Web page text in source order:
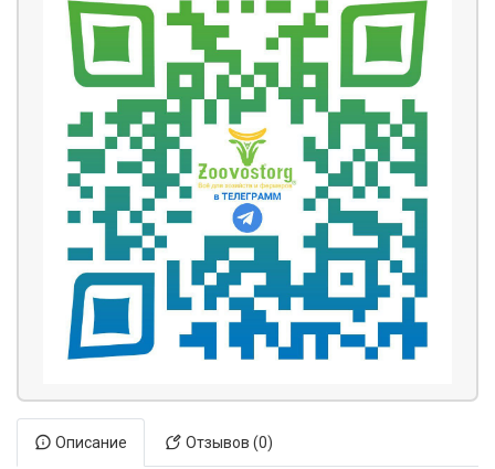
Описание Отзывов (0)